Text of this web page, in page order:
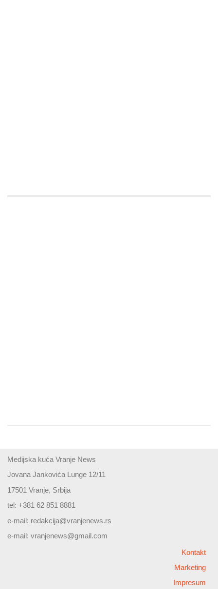
Medijska kuća Vranje News
Jovana Jankovića Lunge 12/11
17501 Vranje, Srbija
tel: +381 62 851 8881
e-mail: redakcija@vranjenews.rs
e-mail: vranjenews@gmail.com
Kontakt
Marketing
Impresum